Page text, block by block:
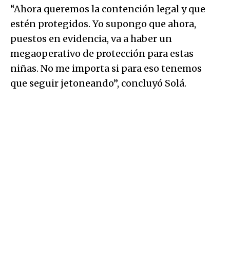
“Ahora queremos la contención legal y que
estén protegidos. Yo supongo que ahora,
puestos en evidencia, va a haber un
megaoperativo de protección para estas
niñas. No me importa si para eso tenemos
que seguir jetoneando”, concluyó Solá.